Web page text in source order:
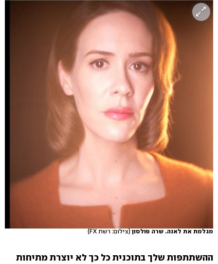
מגלמת את לאנה. שרה פולסון (צילום: רשת FX)
ההשתתפות שלך בתוכנית כל כך לא יוצרת מתיחות